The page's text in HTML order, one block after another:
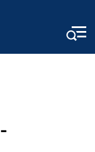
-